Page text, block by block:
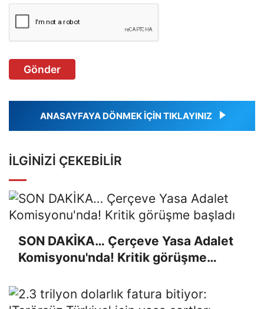
Gönder
ANASAYFAYA DÖNMEK İÇİN TIKLAYINIZ
İLGINIZI ÇEKEBILIR
SON DAKİKA… Çerçeve Yasa Adalet
Komisyonu'nda! Kritik görüşme